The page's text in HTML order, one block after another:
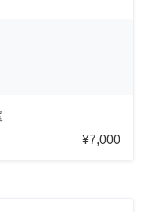
¥7,000